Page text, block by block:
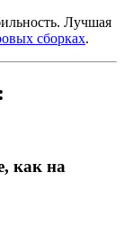
Лучшая
сборках.
как на